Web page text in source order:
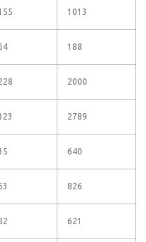
1013
188
2000
2789
640
826
621